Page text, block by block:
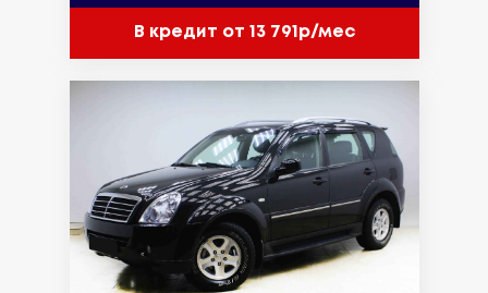
В кредит от 13 791р/мес